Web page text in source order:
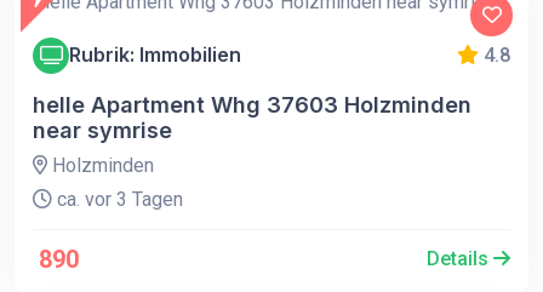
Rubrik: Immobilien 4.8
helle Apartment Whg 37603 Holzminden
near symrise
Holzminden
ca. vor 3 Tagen
890 Details